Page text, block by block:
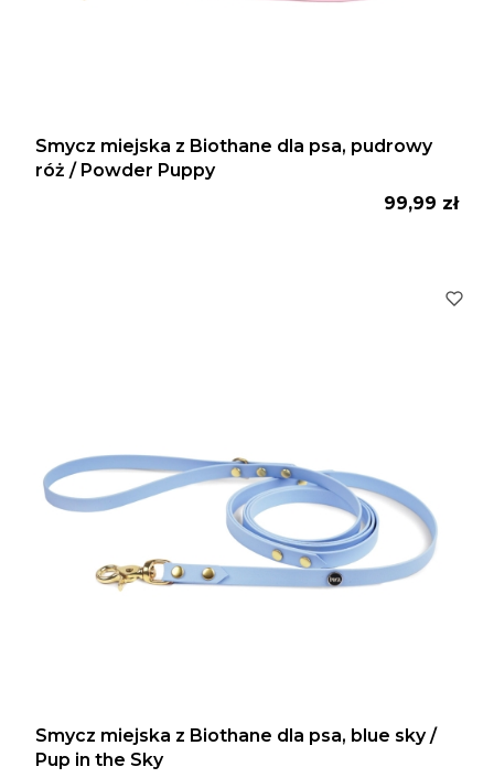
Smycz miejska z Biothane dla psa, pudrowy
róż / Powder Puppy
Cena
99,99 zł
Smycz miejska z Biothane dla psa, blue sky /
Pup in the Sky